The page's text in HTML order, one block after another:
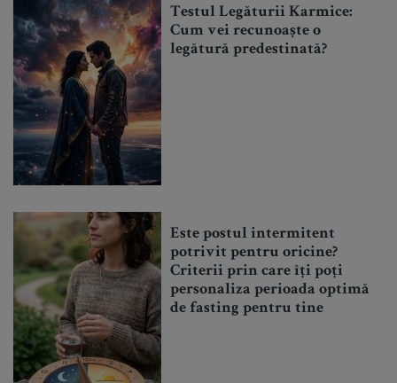
Testul Legăturii Karmice:
Cum vei recunoaște o
legătură predestinată?
Este postul intermitent
potrivit pentru oricine?
Criterii prin care îți poți
personaliza perioada optimă
de fasting pentru tine